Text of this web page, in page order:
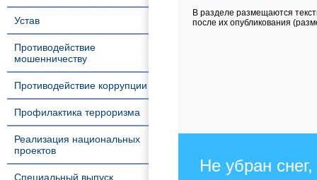
Устав
Противодействие
мошенничеству
Противодействие коррупции
Профилактика терроризма
Реализация национальных
проектов
Специальный выпуск
В разделе размещаются
после их опубликования
Не убран